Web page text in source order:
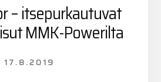
– itsepurkautuvat
MMK-Powerilta
17.8.2019